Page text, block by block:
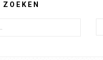
ZOEKEN